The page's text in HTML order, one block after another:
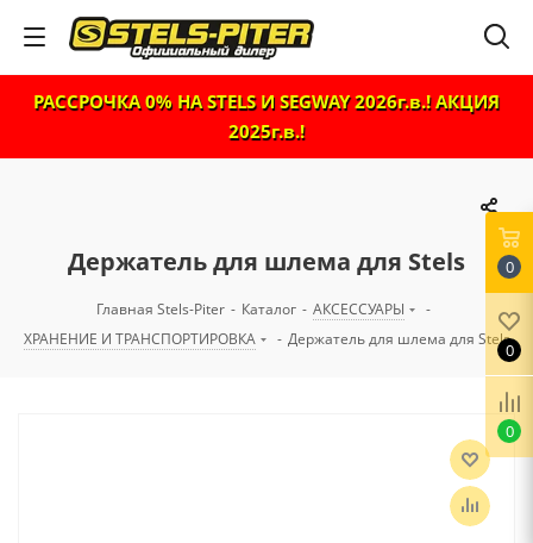
РАССРОЧКА 0% НА STELS И SEGWAY 2026г.в.! АКЦИЯ
2025г.в.!
Держатель для шлема для Stels
Главная Stels-Piter - Каталог - АКСЕССУАРЫ
-
ХРАНЕНИЕ И ТРАНСПОРТИРОВКА
- Держатель для шлема для Stels
0
0
0